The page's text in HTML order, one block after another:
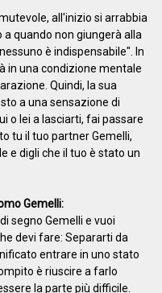
all'inizio si arrabbia
quando non giungerà alla
è indispensabile". In
in una condizione mentale
Quindi, la sua
a una sensazione di
o lei a lasciarti, fai passare
tu il tuo partner Gemelli,
e digli che il tuo è stato un
Gemelli:
segno Gemelli e vuoi
devi fare: Separarti da
entrare in uno stato
è riuscire a farlo
la parte più difficile.